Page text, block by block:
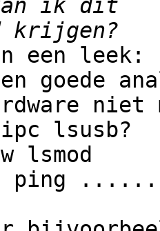
een leek:
goede
niet
lsusb?
lsmod
ping ......